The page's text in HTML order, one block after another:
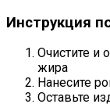
Инструкция
Очистите и
жира
Нанесите
Оставьте